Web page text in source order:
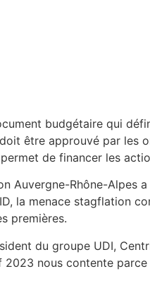
budgétaire qui
être approuvé par les
de financer les
Auvergne-Rhône-Alpes
la menace stagflation
premières.
du groupe UDI,
nous contente